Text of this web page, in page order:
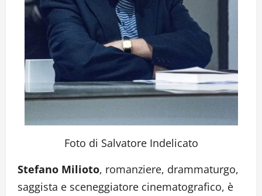
Foto di Salvatore Indelicato
Stefano Milioto, romanziere, drammaturgo,
saggista e sceneggiatore cinematografico, è